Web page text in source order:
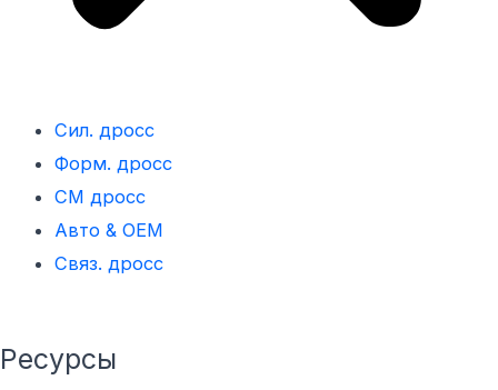
Сил. дросс
Форм. дросс
СМ дросс
Авто & OEM
Связ. дросс
Ресурсы